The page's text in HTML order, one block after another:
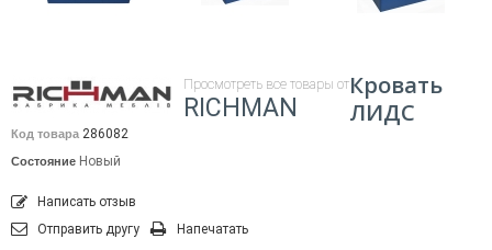
Просмотреть все товары от
RICHMAN
Кровать
ЛИДС
Код товара 286082
Состояние Новый
Написать отзыв
Отправить другу
Напечатать